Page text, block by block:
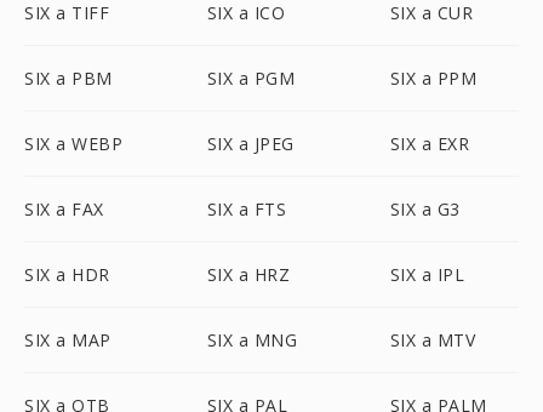
SIX a TIFF SIX a ICO SIX a CUR
SIX a PBM SIX a PGM SIX a PPM
SIX a WEBP SIX a JPEG SIX a EXR
SIX a FAX SIX a FTS SIX a G3
SIX a HDR SIX a HRZ SIX a IPL
SIX a MAP SIX a MNG SIX a MTV
SIX a OTB SIX a PAL SIX a PALM